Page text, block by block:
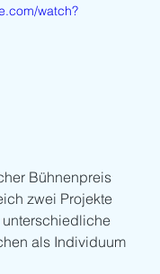
watch?
Bühnenpreis
zwei Projekte
als Individuum